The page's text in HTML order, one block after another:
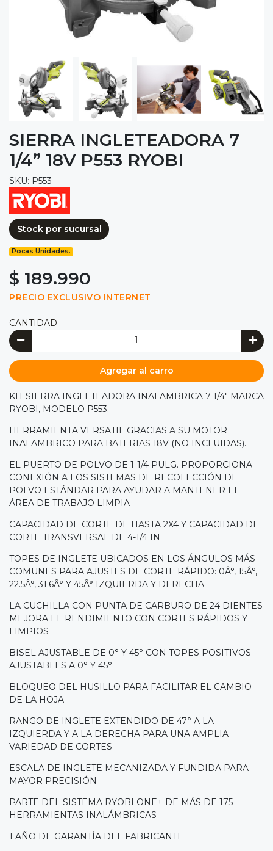
SIERRA INGLETEADORA 7
1/4” 18V P553 RYOBI
SKU: P553
Stock por sucursal
Pocas Unidades.
$ 189.990
PRECIO EXCLUSIVO INTERNET
CANTIDAD
Agregar al carro
KIT SIERRA INGLETEADORA INALAMBRICA 7 1/4" MARCA
RYOBI, MODELO P553.
HERRAMIENTA VERSATIL GRACIAS A SU MOTOR
INALAMBRICO PARA BATERIAS 18V (NO INCLUIDAS).
EL PUERTO DE POLVO DE 1-1/4 PULG. PROPORCIONA
CONEXIÓN A LOS SISTEMAS DE RECOLECCIÓN DE
POLVO ESTÁNDAR PARA AYUDAR A MANTENER EL
ÁREA DE TRABAJO LIMPIA
CAPACIDAD DE CORTE DE HASTA 2X4 Y CAPACIDAD DE
CORTE TRANSVERSAL DE 4-1/4 IN
TOPES DE INGLETE UBICADOS EN LOS ÁNGULOS MÁS
COMUNES PARA AJUSTES DE CORTE RÁPIDO: 0Â°, 15Â°,
22.5Â°, 31.6Â° Y 45Â° IZQUIERDA Y DERECHA
LA CUCHILLA CON PUNTA DE CARBURO DE 24 DIENTES
MEJORA EL RENDIMIENTO CON CORTES RÁPIDOS Y
LIMPIOS
BISEL AJUSTABLE DE 0° Y 45° CON TOPES POSITIVOS
AJUSTABLES A 0° Y 45°
BLOQUEO DEL HUSILLO PARA FACILITAR EL CAMBIO
DE LA HOJA
RANGO DE INGLETE EXTENDIDO DE 47° A LA
IZQUIERDA Y A LA DERECHA PARA UNA AMPLIA
VARIEDAD DE CORTES
ESCALA DE INGLETE MECANIZADA Y FUNDIDA PARA
MAYOR PRECISIÓN
PARTE DEL SISTEMA RYOBI ONE+ DE MÁS DE 175
HERRAMIENTAS INALÁMBRICAS
1 AÑO DE GARANTÍA DEL FABRICANTE